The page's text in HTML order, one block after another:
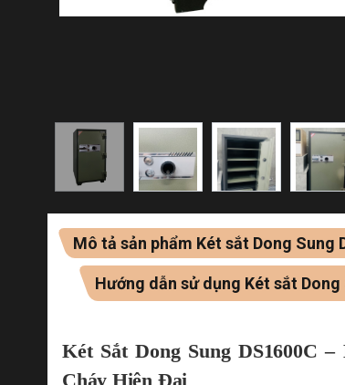
Mô tả sản phẩm Két sắt Dong Sung
Hướng dẫn sử dụng Két sắt Dong
Két Sắt Dong Sung DS1600C
Cháy Hiện Đại